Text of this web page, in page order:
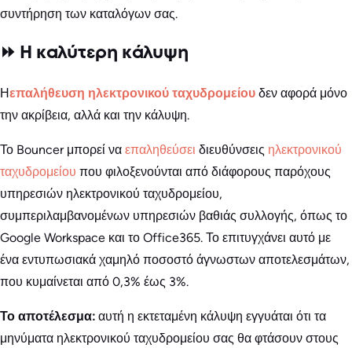
συντήρηση των καταλόγων σας.
⏩ Η καλύτερη κάλυψη
Ηεπαλήθευση ηλεκτρονικού ταχυδρομείου δεν αφορά μόνο
την ακρίβεια, αλλά και την κάλυψη.
Το Bouncer μπορεί να επαληθεύσει διευθύνσεις ηλεκτρονικού
ταχυδρομείου που φιλοξενούνται από διάφορους παρόχους
υπηρεσιών ηλεκτρονικού ταχυδρομείου,
συμπεριλαμβανομένων υπηρεσιών βαθιάς συλλογής, όπως το
Google Workspace και το Office365. Το επιτυγχάνει αυτό με
ένα εντυπωσιακά χαμηλό ποσοστό άγνωστων αποτελεσμάτων,
που κυμαίνεται από 0,3% έως 3%.
Το αποτέλεσμα: αυτή η εκτεταμένη κάλυψη εγγυάται ότι τα
μηνύματα ηλεκτρονικού ταχυδρομείου σας θα φτάσουν στους